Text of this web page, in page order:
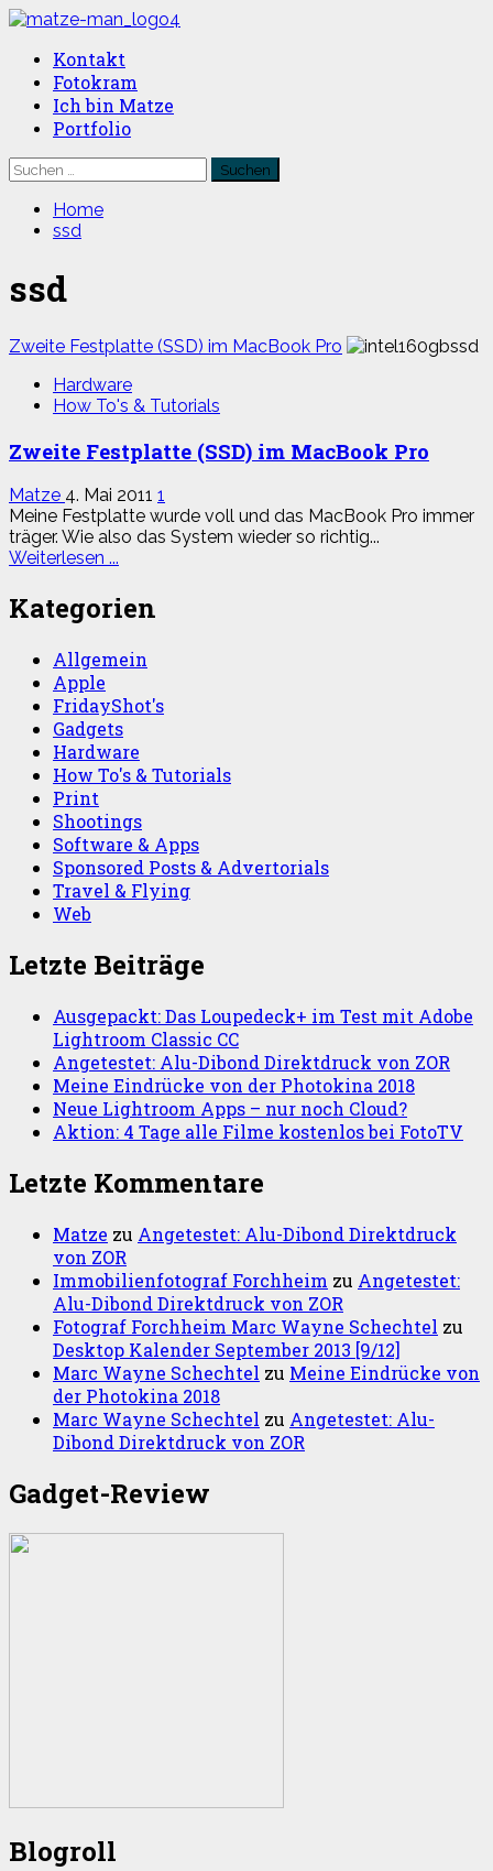
Skip
content
Primary
Menu
Kontakt
Fotokram
Ich bin Matze
Portfolio
Suchen
nach:
Home
ssd
ssd
Zweite Festplatte (SSD) im MacBook Pro
Hardware
How To's & Tutorials
Zweite Festplatte (SSD) im MacBook Pro
Matze 4. Mai 2011 1
Meine Festplatte wurde voll und das MacBook Pro immer
träger. Wie also das System wieder so richtig...
Weiterlesen ...
about
Zweite
(SSD)
MacBook
Pro
Kategorien
Allgemein
Apple
FridayShot's
Gadgets
Hardware
How To's & Tutorials
Print
Shootings
Software & Apps
Sponsored Posts & Advertorials
Travel & Flying
Web
Letzte Beiträge
Ausgepackt: Das Loupedeck+ im Test mit Adobe
Lightroom Classic CC
Angetestet: Alu-Dibond Direktdruck von ZOR
Meine Eindrücke von der Photokina 2018
Neue Lightroom Apps – nur noch Cloud?
Aktion: 4 Tage alle Filme kostenlos bei FotoTV
Letzte Kommentare
Matze zu Angetestet: Alu-Dibond Direktdruck
von ZOR
Immobilienfotograf Forchheim zu Angetestet:
Alu-Dibond Direktdruck von ZOR
Fotograf Forchheim Marc Wayne Schechtel zu
Desktop Kalender September 2013 [9/12]
Marc Wayne Schechtel zu Meine Eindrücke von
der Photokina 2018
Marc Wayne Schechtel zu Angetestet: Alu-
Dibond Direktdruck von ZOR
Gadget-Review
Blogroll